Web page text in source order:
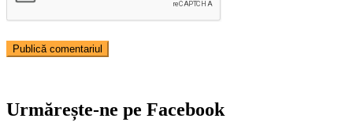
Urmărește-ne pe Facebook